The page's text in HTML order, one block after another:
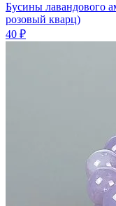
Бусины лавандового
розовый кварц)
40 ₽